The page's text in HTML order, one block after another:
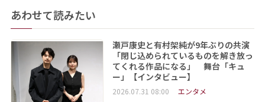
あわせて読みたい
瀬戸康史と有村架純が9年ぶりの共演
「閉じ込められているものを解き放っ
てくれる作品になる」 舞台「キュ
ー」【インタビュー】
2026.07.31 08:00 エンタメ